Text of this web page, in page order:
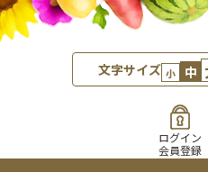
文字サイズ 小 中
ログイン
会員登録